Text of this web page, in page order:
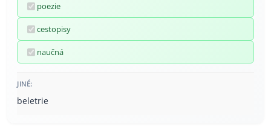
poezie
cestopisy
naučná
JINÉ:
beletrie